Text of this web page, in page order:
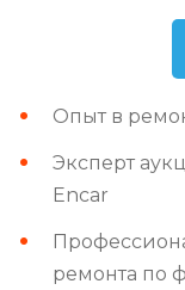
Опыт в
Эксперт
Encar
ремонта по